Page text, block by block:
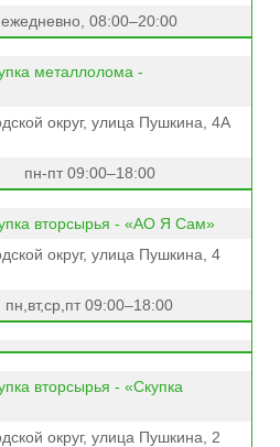
ежедневно, 08:00–20:00
металлолома -
округ, улица Пушкина, 4А
пн-пт 09:00–18:00
вторсырья - «АО Я Сам»
округ, улица Пушкина, 4
пн,вт,ср,пт 09:00–18:00
вторсырья - «Скупка
округ, улица Пушкина, 2